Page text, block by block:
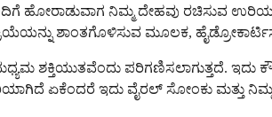
ಹೋರಾಡುವಾಗ ನಿಮ್ಮ ದೇಹವು ರಚಿಸುವ
ಶಾಂತಗೊಳಿಸುವ ಮೂಲಕ,
ಶಕ್ತಿಯುತವೆಂದು ಪರಿಗಣಿಸಲಾಗುತ್ತದೆ.
ಏಕೆಂದರೆ ಇದು ವೈರಲ್ ಸೋಂಕು ಮತ್ತು